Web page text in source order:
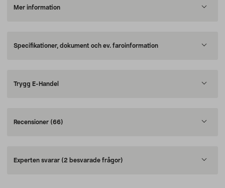
Mer information
Specifikationer, dokument och ev. faroinformation
Trygg E-Handel
Recensioner (66)
Experten svarar (2 besvarade frågor)